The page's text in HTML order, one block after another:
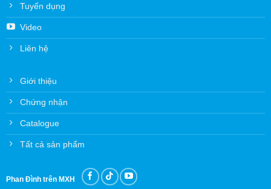
Tuyển dụng
Video
Liên hệ
Giới thiệu
Chứng nhận
Catalogue
Tất cả sản phẩm
Phan Đình trên MXH